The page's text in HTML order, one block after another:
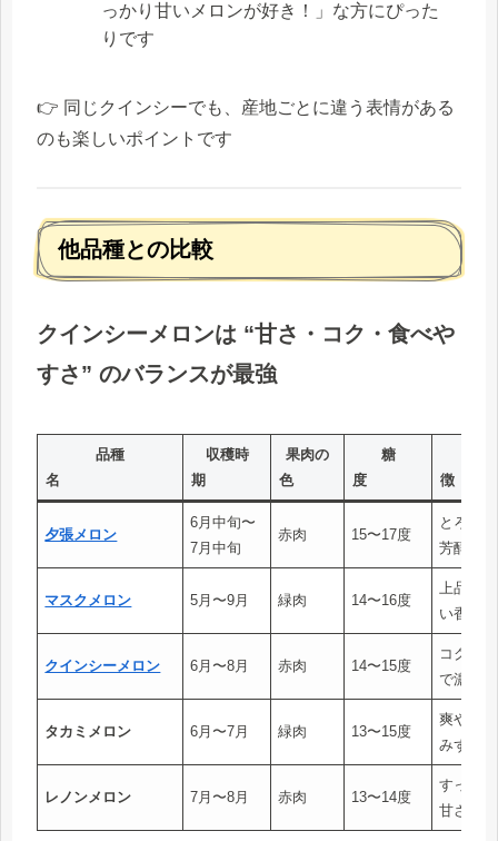
っかり甘いメロンが好き！」な方にぴった
りです
👉 同じクインシーでも、産地ごとに違う表情がある
のも楽しいポイントです
他品種との比較
クインシーメロンは “甘さ・コク・食べや
すさ” のバランスが最強
品種
名
収穫時
期
果肉の
色
糖
度
夕張メロン
6月中旬〜
7月中旬
赤肉 15〜17度
とろけ
芳醇な
マスクメロン 5月〜9月 緑肉 14〜16度
上品な
い香り
クインシーメロン 6月〜8月 赤肉 14〜15度
コクの
で濃厚
タカミメロン 6月〜7月 緑肉 13〜15度
爽やか
みずみ
レノンメロン 7月〜8月 赤肉 13〜14度
すっき
甘さ